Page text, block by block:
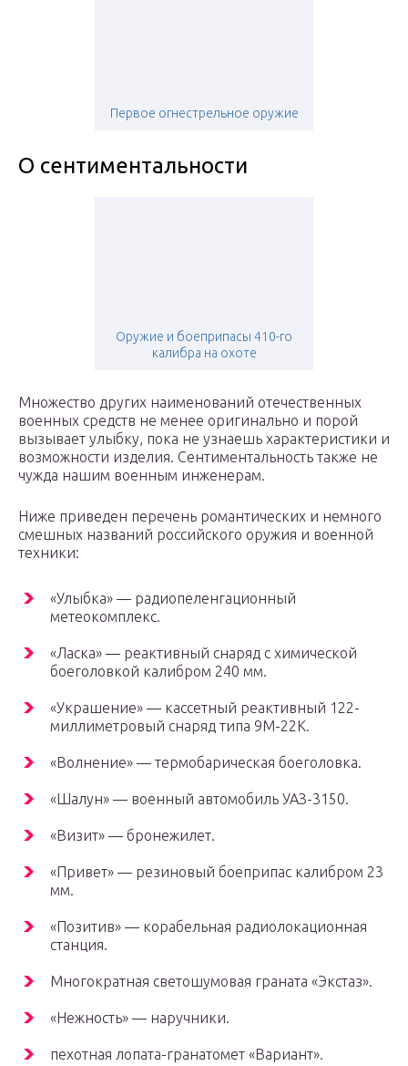
Первое огнестрельное оружие
О сентиментальности
Оружие и боеприпасы 410-го
калибра на охоте
Множество других наименований отечественных
военных средств не менее оригинально и порой
вызывает улыбку, пока не узнаешь характеристики и
возможности изделия. Сентиментальность также не
чужда нашим военным инженерам.
Ниже приведен перечень романтических и немного
смешных названий российского оружия и военной
техники:
«Улыбка» — радиопеленгационный
метеокомплекс.
«Ласка» — реактивный снаряд с химической
боеголовкой калибром 240 мм.
«Украшение» — кассетный реактивный 122-
миллиметровый снаряд типа 9М-22К.
«Волнение» — термобарическая боеголовка.
«Шалун» — военный автомобиль УАЗ-3150.
«Визит» — бронежилет.
«Привет» — резиновый боеприпас калибром 23
мм.
«Позитив» — корабельная радиолокационная
станция.
Многократная светошумовая граната «Экстаз».
«Нежность» — наручники.
пехотная лопата-гранатомет «Вариант».